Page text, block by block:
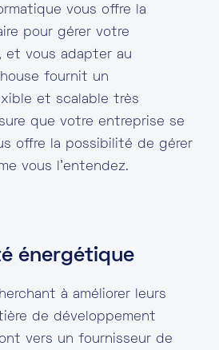
vous offre la
pour gérer votre
et vous adapter au
fournit un
et scalable très
que votre entreprise se
offre la possibilité de gérer
vous l’entendez.
énergétique
à améliorer leurs
de développement
vers un fournisseur de